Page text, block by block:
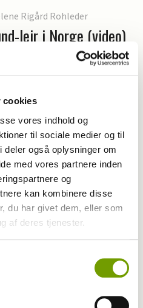
cookies
vores indhold og
til sociale medier og til
også oplysninger om
med vores partnere inden
og
kan kombinere disse
du har givet dem, eller som
af deres tjenester.
Rigård Rohleder
lejr i Norge (video)